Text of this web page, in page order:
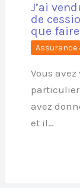
J’ai
de
que
Assurance
Vous
avez
et il…